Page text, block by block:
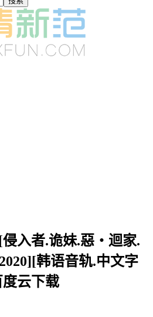
入者.诡妹.惡‧迴家.
韩语音轨.中文字
度云下载